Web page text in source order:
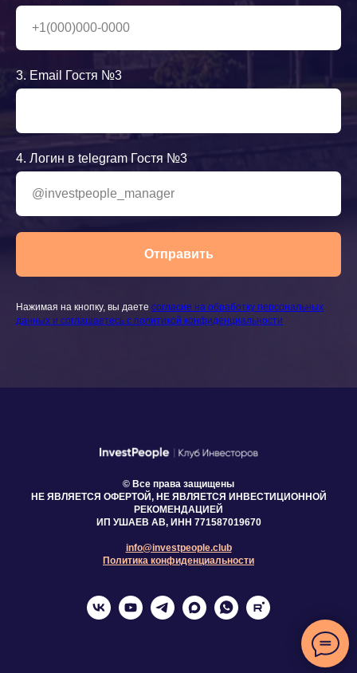
3. Email Гостя №3
4. Логин в telegram Гостя №3
Отправить
Нажимая на кнопку, вы даете согласие на обработку персональных
данных и соглашаетесь c политикой конфиденциальности
© Все права защищены
НЕ ЯВЛЯЕТСЯ ОФЕРТОЙ, НЕ ЯВЛЯЕТСЯ ИНВЕСТИЦИОННОЙ
РЕКОМЕНДАЦИЕЙ
ИП УШАЕВ АВ, ИНН 771587019670
info@investpeople.club
Политика конфиденциальности